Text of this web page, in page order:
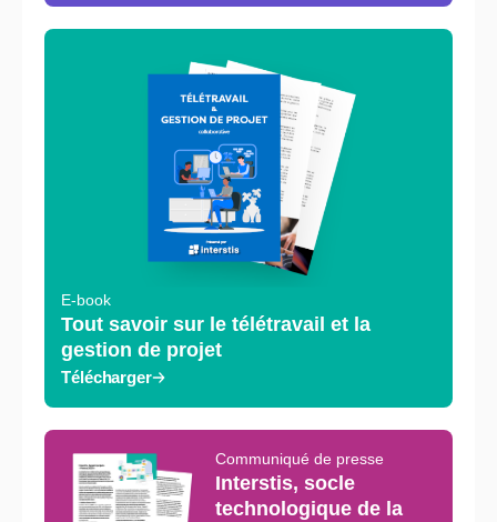
E-book
Tout savoir sur le télétravail et la
gestion de projet
Télécharger
Communiqué de presse
Interstis, socle
technologique de la